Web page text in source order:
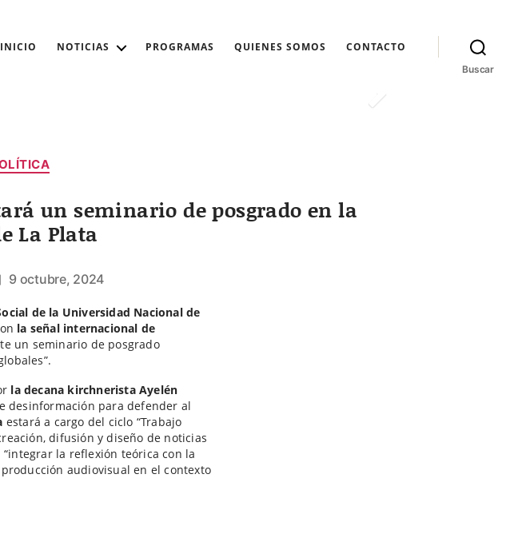
INICIO NOTICIAS PROGRAMAS QUIENES SOMOS CONTACTO
Buscar
un seminario de posgrado en la
La Plata
9 octubre, 2024
de la Universidad Nacional de
la señal internacional de
un seminario de posgrado
la decana kirchnerista Ayelén
desinformación para defender al
estará a cargo del ciclo “Trabajo
difusión y diseño de noticias
la reflexión teórica con la
audiovisual en el contexto